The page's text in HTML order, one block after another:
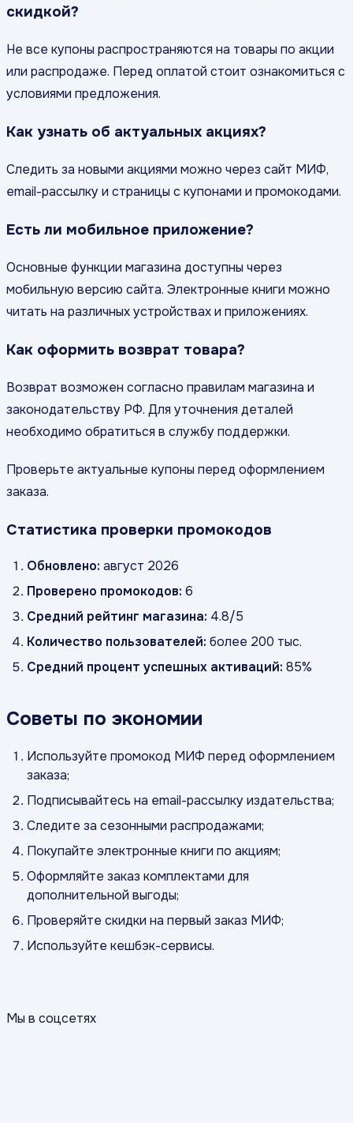
скидкой?
Не все купоны распространяются на товары по акции
или распродаже. Перед оплатой стоит ознакомиться с
условиями предложения.
Как узнать об актуальных акциях?
Следить за новыми акциями можно через сайт МИФ,
email-рассылку и страницы с купонами и промокодами.
Есть ли мобильное приложение?
Основные функции магазина доступны через
мобильную версию сайта. Электронные книги можно
читать на различных устройствах и приложениях.
Как оформить возврат товара?
Возврат возможен согласно правилам магазина и
законодательству РФ. Для уточнения деталей
необходимо обратиться в службу поддержки.
Проверьте актуальные купоны перед оформлением
заказа.
Статистика проверки промокодов
Обновлено: август 2026
Проверено промокодов: 6
Средний рейтинг магазина: 4.8/5
Количество пользователей: более 200 тыс.
Средний процент успешных активаций: 85%
Советы по экономии
Используйте промокод МИФ перед оформлением
заказа;
Подписывайтесь на email-рассылку издательства;
Следите за сезонными распродажами;
Покупайте электронные книги по акциям;
Оформляйте заказ комплектами для
дополнительной выгоды;
Проверяйте скидки на первый заказ МИФ;
Используйте кешбэк-сервисы.
Мы в соцсетях